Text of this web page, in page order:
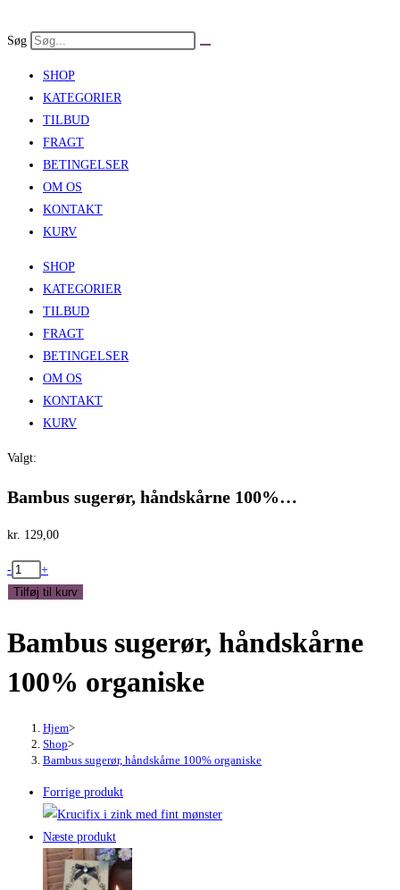
to
Søg
SHOP
KATEGORIER
TILBUD
FRAGT
BETINGELSER
OM OS
KONTAKT
KURV
SHOP
KATEGORIER
TILBUD
FRAGT
BETINGELSER
OM OS
KONTAKT
KURV
Valgt:
Bambus sugerør, håndskårne 100%…
kr. 129,00
Bambus
sugerør,
100%
antal
-
+
Tilføj til kurv
Bambus sugerør, håndskårne
100% organiske
Hjem>
Shop>
Bambus sugerør, håndskårne 100% organiske
Forrige produkt
Næste produkt